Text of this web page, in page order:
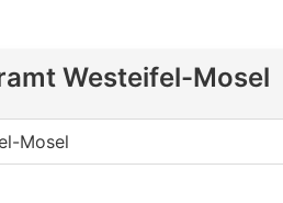
Westeifel-Mosel
Mosel